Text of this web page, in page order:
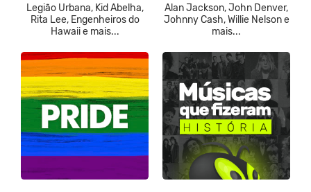
Legião Urbana, Kid Abelha,
Rita Lee, Engenheiros do
Hawaii e mais...
Alan Jackson, John Denver,
Johnny Cash, Willie Nelson e
mais...